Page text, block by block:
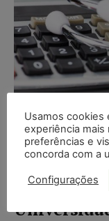
Marcos
brasileiro
Usamos cookies
experiência mais
preferências e
concorda com a
Configurações